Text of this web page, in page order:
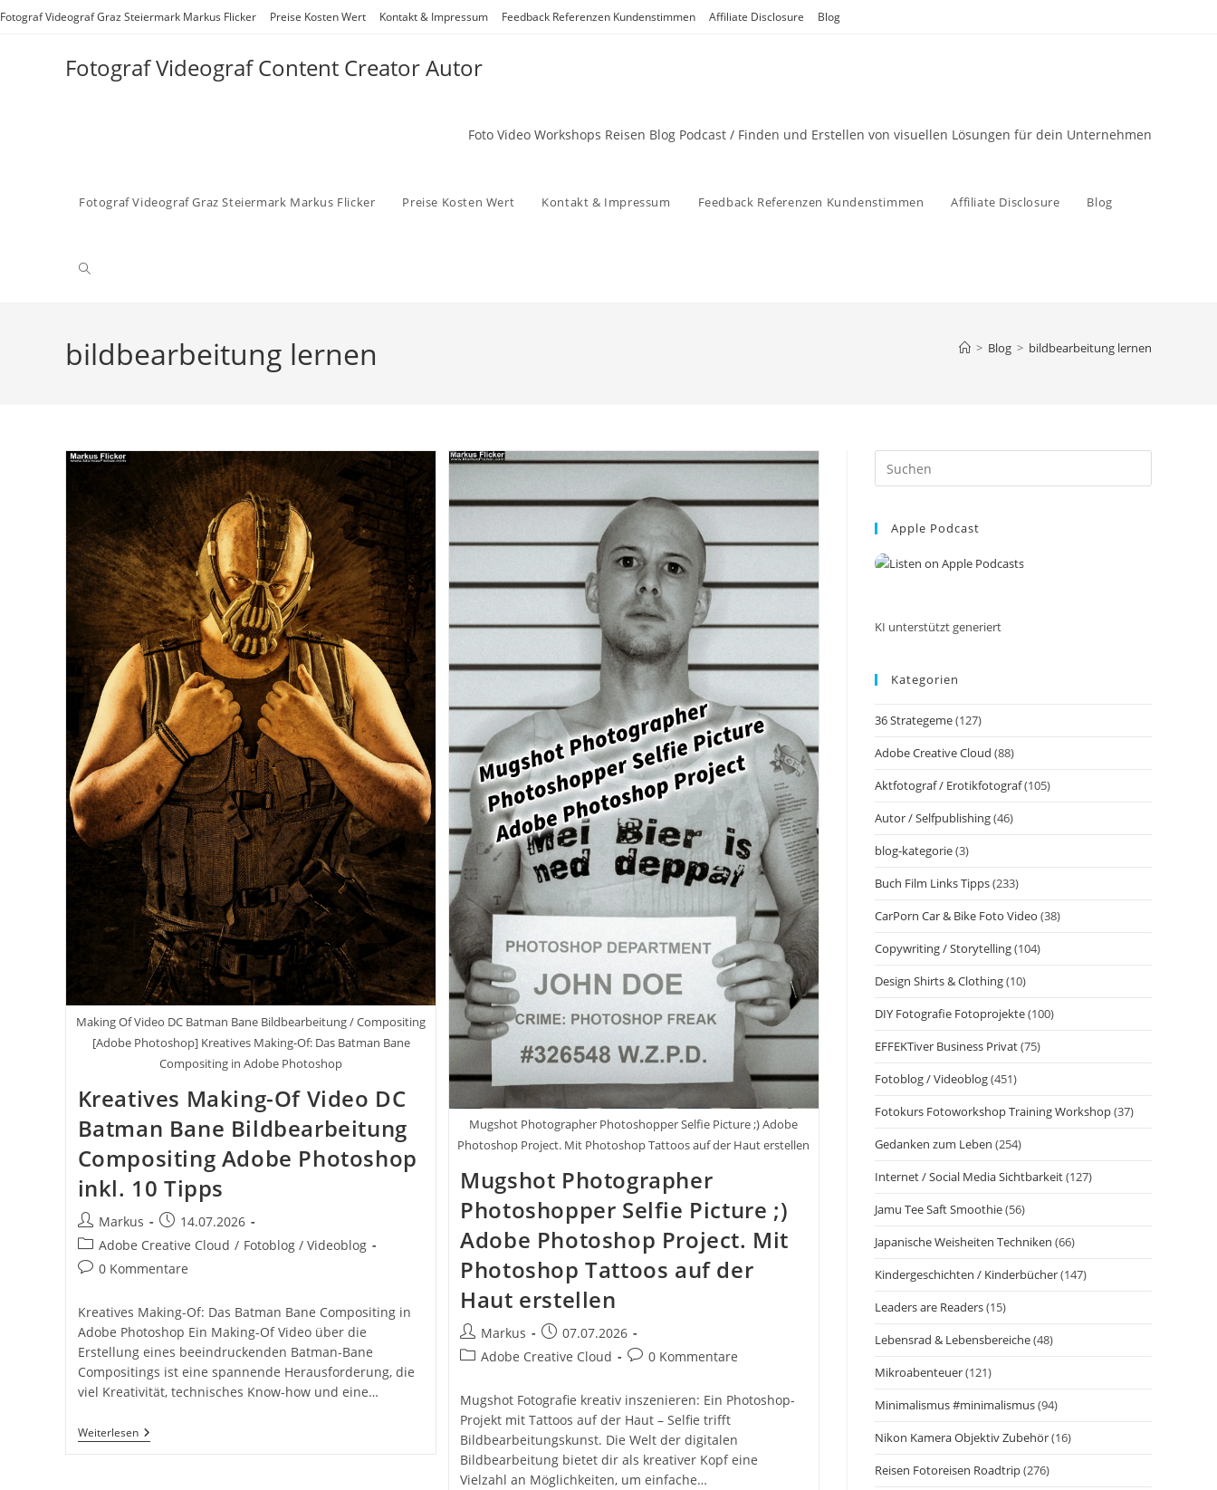
Zum
Fotograf Videograf Graz Steiermark Markus Flicker Preise Kosten Wert Kontakt & Impressum Feedback Referenzen Kundenstimmen Affiliate Disclosure Blog
Fotograf Videograf Content Creator Autor
Foto Video Workshops Reisen Blog Podcast / Finden und Erstellen von visuellen Lösungen für dein Unternehmen
Fotograf Videograf Graz Steiermark Markus Flicker Preise Kosten Wert Kontakt & Impressum Feedback Referenzen Kundenstimmen Affiliate Disclosure Blog
Website-
bildbearbeitung lernen > Blog > bildbearbeitung lernen
Making Of Video DC Batman Bane Bildbearbeitung / Compositing
[Adobe Photoshop] Kreatives Making-Of: Das Batman Bane
Compositing in Adobe Photoshop
Kreatives Making-Of Video DC
Batman Bane Bildbearbeitung
Compositing Adobe Photoshop
inkl. 10 Tipps
Beitrags-
Autor:
Markus
Beitrag
veröffentlicht:
14.07.2026
Beitrags-
Kategorie:
Adobe Creative Cloud / Fotoblog / Videoblog
Beitrags-
0 Kommentare
Kreatives Making-Of: Das Batman Bane Compositing in
Adobe Photoshop Ein Making-Of Video über die
Erstellung eines beeindruckenden Batman-Bane
Compositings ist eine spannende Herausforderung, die
viel Kreativität, technisches Know-how und eine…
WeiterlesenKreatives
Making-
Mugshot Photographer Photoshopper Selfie Picture ;) Adobe
Photoshop Project. Mit Photoshop Tattoos auf der Haut erstellen
Mugshot Photographer
Photoshopper Selfie Picture ;)
Adobe Photoshop Project. Mit
Photoshop Tattoos auf der
Haut erstellen
Beitrags-
Autor:
Markus
Beitrag
veröffentlicht:
07.07.2026
Beitrags-
Adobe Creative Cloud
Beitrags-
0 Kommentare
Mugshot Fotografie kreativ inszenieren: Ein Photoshop-
Projekt mit Tattoos auf der Haut – Selfie trifft
Bildbearbeitungskunst. Die Welt der digitalen
Bildbearbeitung bietet dir als kreativer Kopf eine
Vielzahl an Möglichkeiten, um einfache…
Escape
Apple Podcast
KI unterstützt generiert
Kategorien
36 Strategeme(127)
Adobe Creative Cloud (88)
Aktfotograf / Erotikfotograf(105)
Autor / Selfpublishing(46)
blog-kategorie(3)
Buch Film Links Tipps(233)
CarPorn Car & Bike Foto Video (38)
Copywriting / Storytelling(104)
Design Shirts & Clothing(10)
DIY Fotografie Fotoprojekte(100)
EFFEKTiver Business Privat(75)
Fotoblog / Videoblog(451)
Fotokurs Fotoworkshop Training Workshop(37)
Gedanken zum Leben (254)
Internet / Social Media Sichtbarkeit(127)
Jamu Tee Saft Smoothie(56)
Japanische Weisheiten Techniken (66)
Kindergeschichten / Kinderbücher(147)
Leaders are Readers(15)
Lebensrad & Lebensbereiche(48)
Mikroabenteuer(121)
Minimalismus #minimalismus(94)
Nikon Kamera Objektiv Zubehör(16)
Reisen Fotoreisen Roadtrip(276)